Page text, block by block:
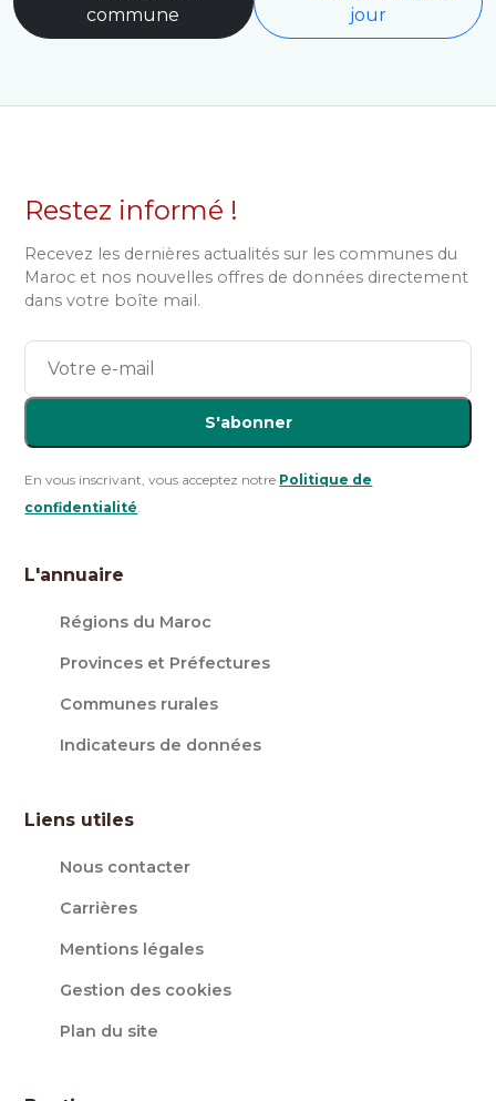
commune
jour
Restez informé !
Recevez les dernières actualités sur les communes du
Maroc et nos nouvelles offres de données directement
dans votre boîte mail.
S'abonner
En vous inscrivant, vous acceptez notre Politique de
confidentialité.
L'annuaire
Régions du Maroc
Provinces et Préfectures
Communes rurales
Indicateurs de données
Liens utiles
Nous contacter
Carrières
Mentions légales
Gestion des cookies
Plan du site